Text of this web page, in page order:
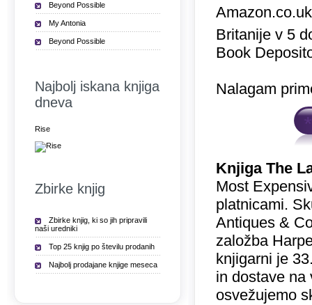
Britanije v 5
Book
Nalagam
Knjiga The
Most
platnicami.
Antiques &
založba
knjigarni je
in dostave na
osvežujemo
Beyond Possible
My Antonia
Beyond Possible
Najbolj iskana knjiga
dneva
Rise
Zbirke knjig
Zbirke knjig, ki so jih pripravili
naši uredniki
Top 25 knjig po številu prodanih
Najbolj prodajane knjige meseca